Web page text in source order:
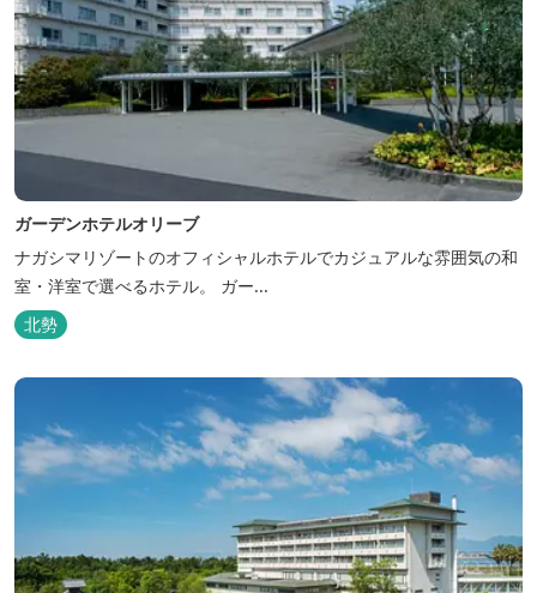
ガーデンホテルオリーブ
ナガシマリゾートのオフィシャルホテルでカジュアルな雰囲気の和
室・洋室で選べるホテル。 ガー...
北勢